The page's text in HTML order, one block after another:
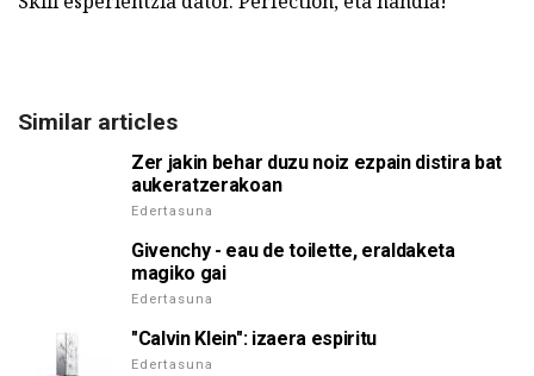
Similar articles
Zer jakin behar duzu noiz ezpain distira bat
aukeratzerakoan
Edertasuna
Givenchy - eau de toilette, eraldaketa
magiko gai
Edertasuna
"Calvin Klein": izaera espiritu
Edertasuna